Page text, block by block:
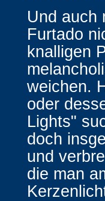
Und auch
Furtado
knalligen
weichen.
oder
Lights"
doch
und
die man